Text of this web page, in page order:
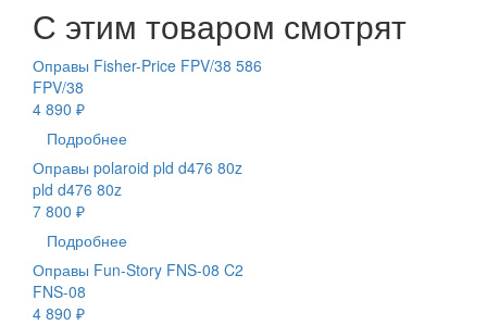
С этим товаром смотрят
Оправы Fisher-Price FPV/38 586
FPV/38
4 890 ₽
Подробнее
Оправы polaroid pld d476 80z
pld d476 80z
7 800 ₽
Подробнее
Оправы Fun-Story FNS-08 C2
FNS-08
4 890 ₽